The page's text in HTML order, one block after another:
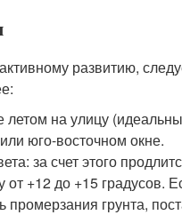
развитию,
на улицу
юго-восточном окне.
за счет этого
+12 до +15 градусов.
промерзания грунта,